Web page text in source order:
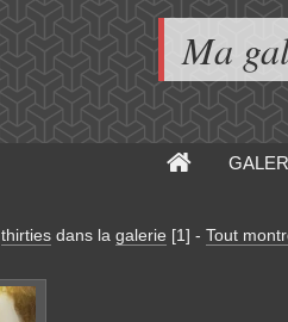
Ma
thirtiesdans la galerie [1] - Tout